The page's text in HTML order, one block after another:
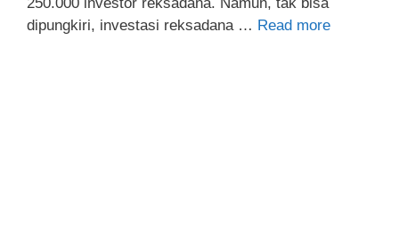
dipungkiri, investasi reksadana … Read more